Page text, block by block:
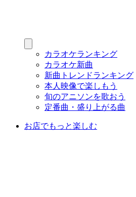
カラオケランキング
カラオケ新曲
新曲トレンドランキング
本人映像で楽しもう
旬のアニソンを歌おう
定番曲・盛り上がる曲
お店でもっと楽しむ